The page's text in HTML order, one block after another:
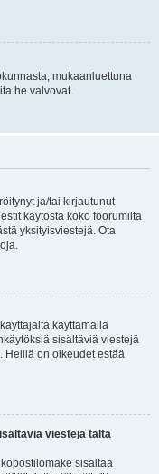
mukaanluettuna
he valvovat.
ja/tai kirjautunut
käytöstä koko foorumilta
yksityisviestejä. Ota
käyttämällä
sisältäviä viestejä
Heillä on oikeudet estää
viestejä tältä
sisältää